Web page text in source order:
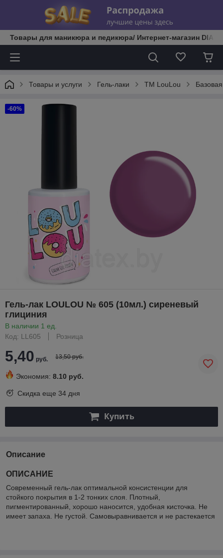
Товары для маникюра и педикюра/ Интернет-магазин
Товары и услуги Гель-лаки TM LouLou
-60%
Гель-лак LOULOU № 605 (10мл.) сиреневый
глициния
В наличии 1 ед.
Код: LL605
Розница
5,40 руб. 13,50 руб.
Экономия: 8.10 руб.
Скидка еще 34 дня
Купить
Описание
ОПИСАНИЕ
Современный гель-лак оптимальной консистенции для
стойкого покрытия в 1-2 тонких слоя. Плотный,
пигментированный, хорошо наносится, удобная кисточка. Не
имеет запаха. Не густой. Самовыравнивается и не растекается